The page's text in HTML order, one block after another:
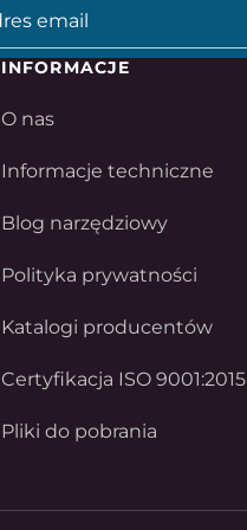
INFORMACJE
O nas
Informacje techniczne
Blog narzędziowy
Polityka prywatności
Katalogi producentów
Certyfikacja ISO 9001:2015
Pliki do pobrania